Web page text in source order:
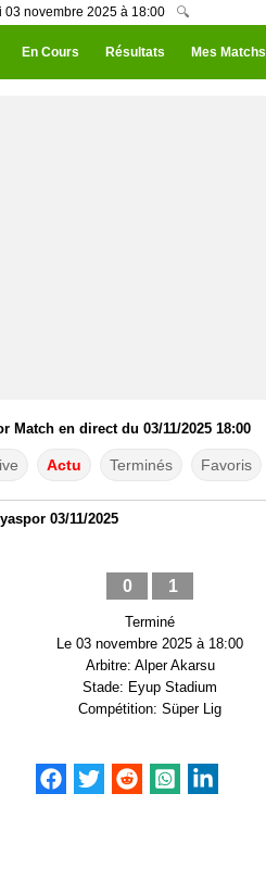
03 novembre 2025 à 18:00 🔍
En Cours Résultats Mes Matchs
Match en direct du 03/11/2025 18:00
Actu Terminés Favoris
03/11/2025
0 1
Terminé
Le 03 novembre 2025 à 18:00
Arbitre: Alper Akarsu
Stade: Eyup Stadium
Compétition: Süper Lig